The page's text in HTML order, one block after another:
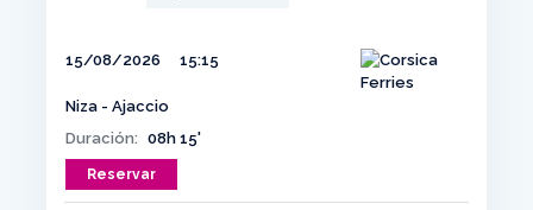
15/08/2026 15:15
Niza - Ajaccio
Duración: 08h 15'
Reservar